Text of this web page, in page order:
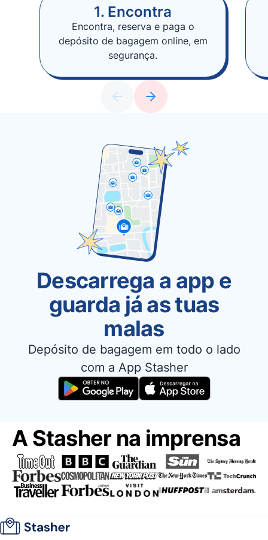
1. Encontra
Encontra, reserva e paga o
depósito de bagagem online, em
segurança.
Descarrega a app e
guarda já as tuas
malas
Depósito de bagagem em todo o lado
com a App Stasher
A Stasher na imprensa